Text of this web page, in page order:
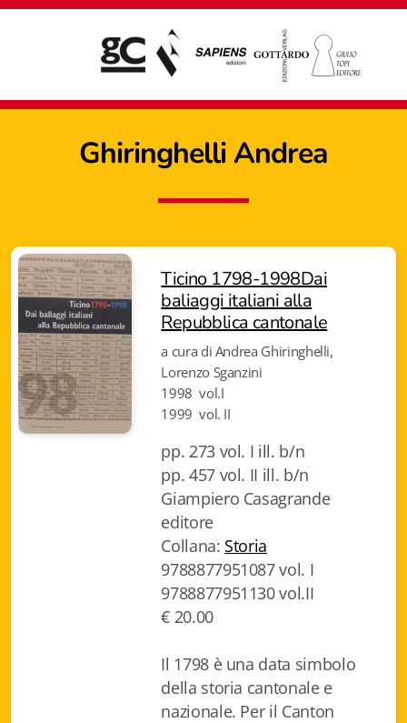
Ghiringhelli Andrea
Ticino 1798-1998Dai
baliaggi italiani alla
Repubblica cantonale
a cura di Andrea Ghiringhelli,
Lorenzo Sganzini
1998 vol.I
1999 vol. II
pp. 273 vol. I ill. b/n
pp. 457 vol. II ill. b/n
Giampiero Casagrande
editore
Collana: Storia
9788877951087 vol. I
9788877951130 vol.II
€ 20.00
Il 1798 è una data simbolo
della storia cantonale e
nazionale. Per il Canton
Giampiero Casagrande editore
Biblioteca letteraria Nord-Sud
EJO- European Journalism Observatory